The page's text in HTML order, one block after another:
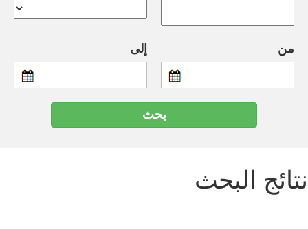
من إلى
نتائج البحث